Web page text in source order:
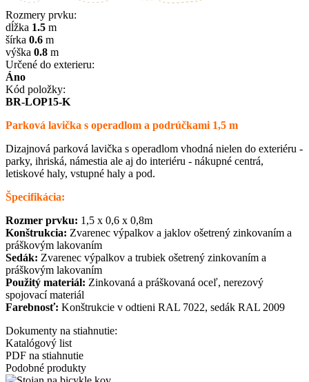
Rozmery prvku:
dĺžka 1.5 m
šírka 0.6 m
výška 0.8 m
Určené do exterieru:
Áno
Kód položky:
BR-LOP15-K
Parková lavička s operadlom a podrúčkami 1,5 m
Dizajnová parková lavička s operadlom vhodná nielen do exteriéru -
parky, ihriská, námestia ale aj do interiéru - nákupné centrá,
letiskové haly, vstupné haly a pod.
Špecifikácia:
Rozmer prvku: 1,5 x 0,6 x 0,8m
Konštrukcia: Zvarenec výpalkov a jaklov ošetrený zinkovaním a
práškovým lakovaním
Sedák: Zvarenec výpalkov a trubiek ošetrený zinkovaním a
práškovým lakovaním
Použitý materiál: Zinkovaná a práškovaná oceľ, nerezový
spojovací materiál
Farebnosť: Konštrukcie v odtieni RAL 7022, sedák RAL 2009
Dokumenty na stiahnutie:
Katalógový list
PDF na stiahnutie
Podobné produkty